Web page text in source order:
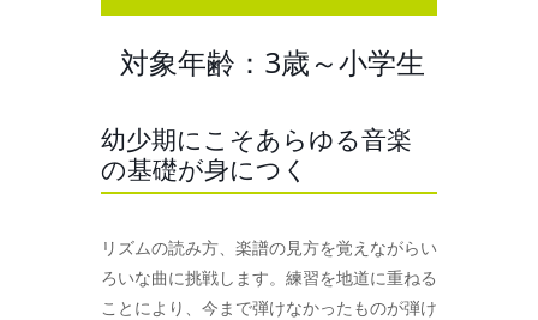
対象年齢：3歳～小学生
幼少期にこそあらゆる音楽
の基礎が身につく
リズムの読み方、楽譜の見方を覚えながらい
ろいな曲に挑戦します。練習を地道に重ねる
ことにより、今まで弾けなかったものが弾け